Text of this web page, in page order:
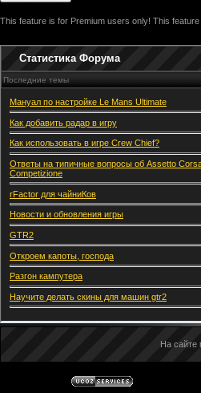
This feature is for Premium users only! This
Статистика Форума
Последние темы
Мануал по настройке Le Mans Ultimate
Как добавить радар в игру
Как использовать в игре Crew Chief?
Ответы на типичные вопросы об Assetto
Competizione
rFactor для чайниКов
Новости и обновления игры
GTR2
Откроем капоты, господа
Разгон кампутера
Научите делать скины для машин gtr2
На сайте